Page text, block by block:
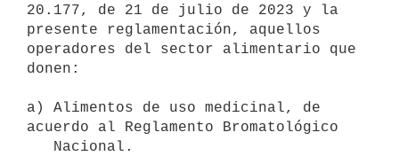
20.177, de 21 de julio de 2023 y la
presente reglamentación, aquellos
operadores del sector alimentario que
donen:
a) Alimentos de uso medicinal, de
acuerdo al Reglamento Bromatológico